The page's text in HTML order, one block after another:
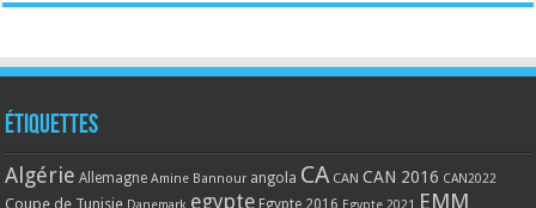
Étiquettes
Algérie Allemagne Amine Bannour angola CA CAN CAN 2016 CAN2022
Coupe de Tunisie egypte Egypte 2016 EMM